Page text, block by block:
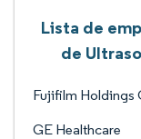
Lista de
de
Fujifilm Holdings
GE Healthcare